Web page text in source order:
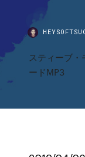
スティーブ
ードMP3